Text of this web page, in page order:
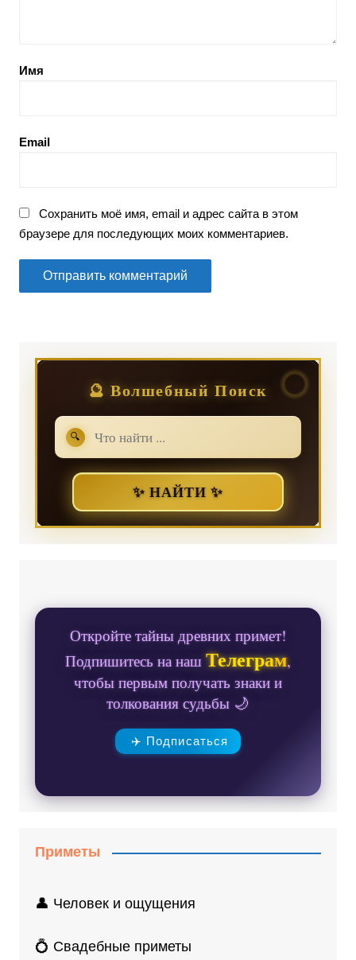
Имя
Email
Сохранить моё имя, email и адрес сайта в этом
браузере для последующих моих комментариев.
🔮 Волшебный Поиск
🔍
✨ НАЙТИ ✨
Откройте тайны древних примет!
Подпишитесь на нашТелеграм,
чтобы первым получать знаки и
толкования судьбы 🌙
✈️ Подписаться
Приметы
👤 Человек и ощущения
💍 Свадебные приметы